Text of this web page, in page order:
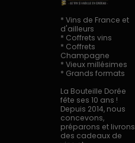
* Vins de France et
d'ailleurs
* Coffrets vins
* Coffrets
Champagne
* Vieux millésimes
* Grands formats
La Bouteille Dorée
fête ses 10 ans !
Depuis 2014, nous
concevons,
préparons et livrons
des cadeaux de